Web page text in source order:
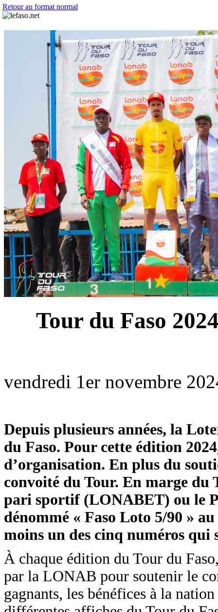
Retour au format normal
Tour du Faso
vendredi 1er novembre
Depuis plusieurs années, la
du Faso. Pour cette édition
d’organisation. En plus du
convoité du Tour. En marge du
pari sportif (LONABET) ou le
dénommé « Faso Loto 5/90 »
moins un des cinq numéros qui
À chaque édition du Tour du
par la LONAB pour soutenir le
gagnants, les bénéfices à la